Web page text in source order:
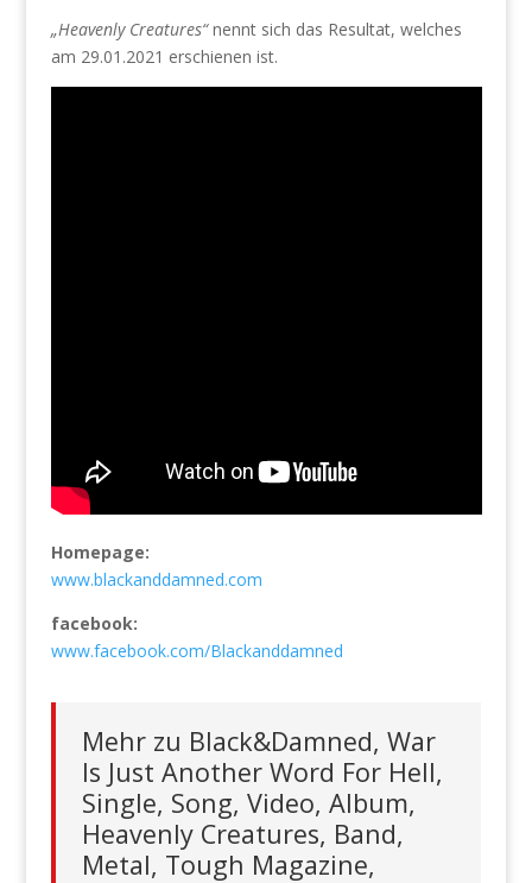
„Heavenly Creatures“nennt sich das Resultat, welches
am 29.01.2021 erschienen ist.
Homepage:
www.blackanddamned.com
facebook:
www.facebook.com/Blackanddamned
Mehr zu Black&Damned, War
Is Just Another Word For Hell,
Single, Song, Video, Album,
Heavenly Creatures, Band,
Metal, Tough Magazine,